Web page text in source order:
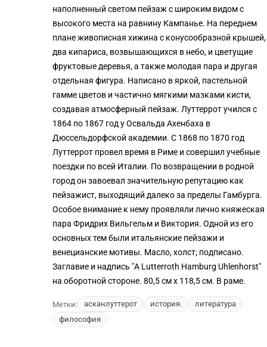
наполненный светом пейзаж с широким видом с
высокого места на равнину Кампанье. На переднем
плане живописная хижина с конусообразной крышей,
два кипариса, возвышающихся в небо, и цветущие
фруктовые деревья, а также молодая пара и другая
отдельная фигура. Написано в яркой, пастельной
гамме цветов и частично мягкими мазками кисти,
создавая атмосферный пейзаж. Луттеррот учился с
1864 по 1867 год у Освальда Ахенбаха в
Дюссельдорфской академии. С 1868 по 1870 год
Луттеррот провел время в Риме и совершил учебные
поездки по всей Италии. По возвращении в родной
город он завоевал значительную репутацию как
пейзажист, выходящий далеко за пределы Гамбурга.
Особое внимание к нему проявляли лично княжеская
пара Фридрих Вильгельм и Виктория. Одной из его
основных тем были итальянские пейзажи и
венецианские мотивы. Масло, холст; подписано.
Заглавие и надпись "A Lutterroth Hamburg Uhlenhorst"
на оборотной стороне. 80,5 см x 118,5 см. В раме.
Метки: асканлуттерот история.
литература
философия